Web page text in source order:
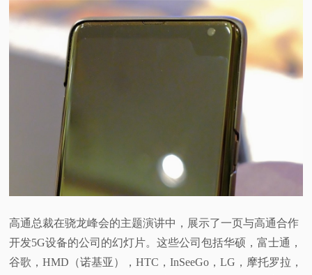
高通总裁在骁龙峰会的主题演讲中，展示了一页与高通合作
开发5G设备的公司的幻灯片。这些公司包括华硕，富士通，
谷歌，HMD（诺基亚），HTC，InSeeGo，LG，摩托罗拉，